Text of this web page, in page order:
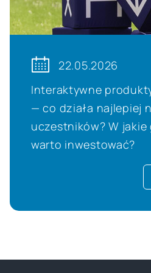
22.05.2026
Interaktywne
— co działa najlepiej
uczestników? W jakie
warto inwestować?